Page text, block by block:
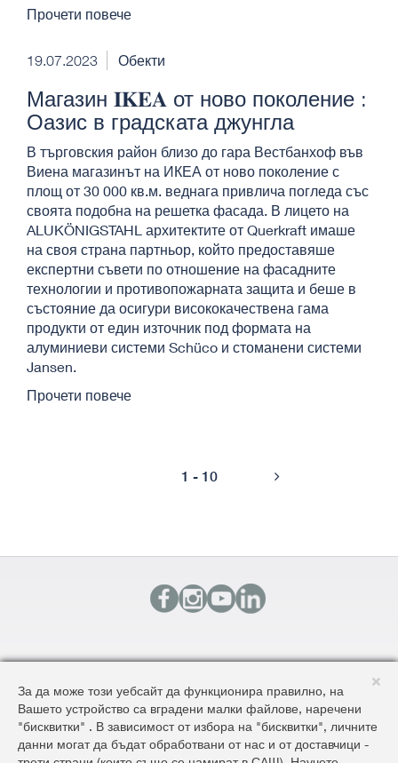
Прочети повече
19.07.2023 Обекти
Магазин 𝚰𝐊𝐄𝐀 от ново поколение :
Оазис в градската джунгла
В търговския район близо до гара Вестбанхоф във
Виена магазинът на ИКЕА от ново поколение с
площ от 30 000 кв.м. веднага привлича погледа със
своята подобна на решетка фасада. В лицето на
ALUKÖNIGSTAHL архитектите от Querkraft имаше
на своя страна партньор, който предоставяше
експертни съвети по отношение на фасадните
технологии и противопожарната защита и беше в
състояние да осигури висококачествена гама
продукти от един източник под формата на
алуминиеви системи Schüco и стоманени системи
Jansen.
Прочети повече
1 - 10
КАРТА НА САЙТА
ОБЩИ УСЛОВИЯ ЗА ДОСТАВКА И ПРОДАЖБА
ОБЩИ УСЛОВИЯ НА САЙТА И ЗАЩИТА НА ЛИЧНИТЕ ДАННИ
За да може този уебсайт да функционира правилно, на
Вашето устройство са вградени малки файлове, наречени
"бисквитки" . В зависимост от избора на "бисквитки", личните
данни могат да бъдат обработвани от нас и от доставчици -